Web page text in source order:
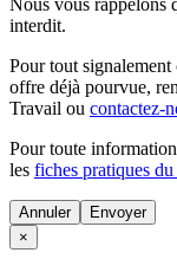
Nous vous rappelons
interdit.
Pour tout signalement
offre déjà pourvue,
Travail ou contactez-
Pour toute
les fiches pratiques
Annuler
×